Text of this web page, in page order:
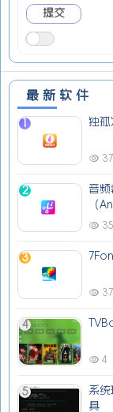
最新软件
独孤
2
音
（
3
4
4
5
系统
具